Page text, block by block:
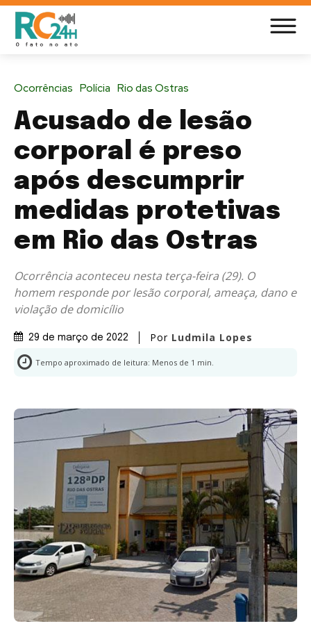
Ocorrências Polícia Rio das Ostras
Acusado de lesão
corporal é preso
após descumprir
medidas protetivas
em Rio das Ostras
Ocorrência aconteceu nesta terça-feira (29). O
homem responde por lesão corporal, ameaça, dano e
violação de domicílio
29 de março de 2022 Por Ludmila Lopes
Tempo aproximado de leitura: Menos de 1 min.